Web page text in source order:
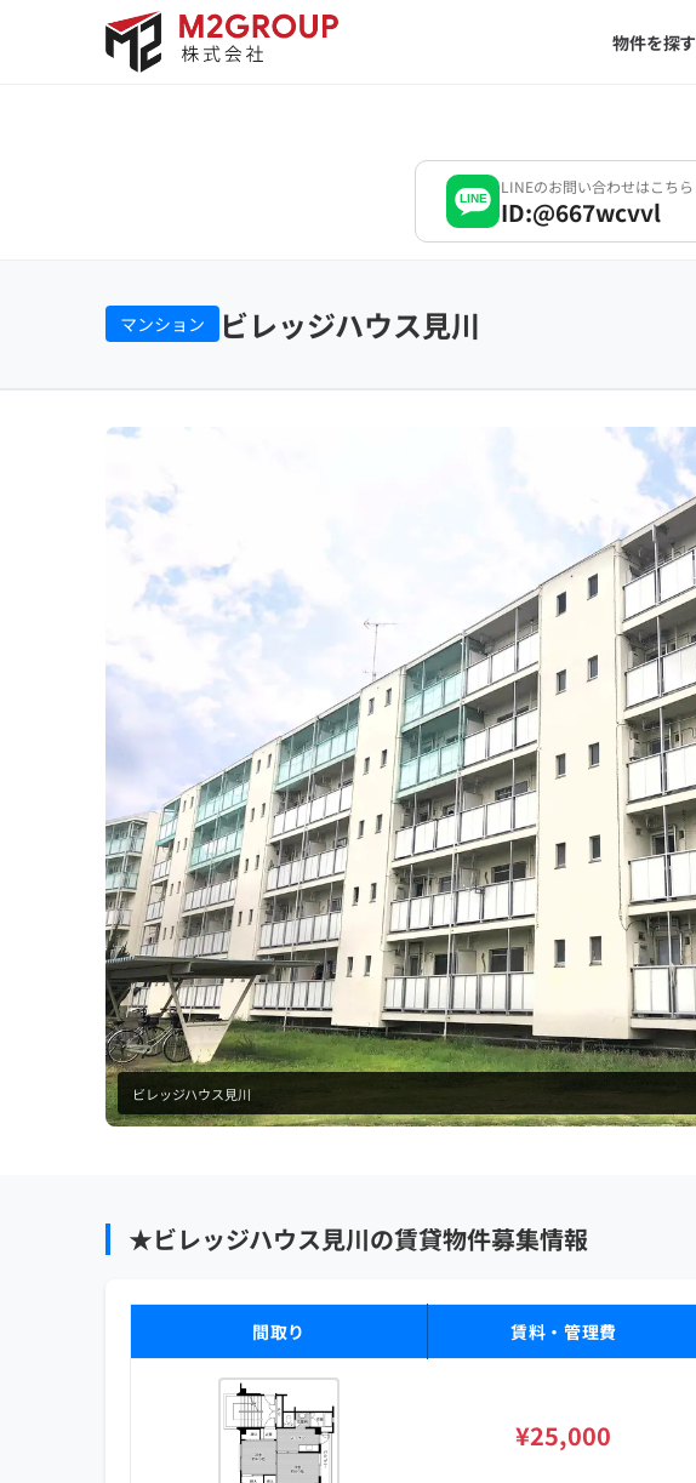
LINE
LINEのお問い合わせはこちら
ID:@667wcvvl
物件を探す
マンション ビレッジハウス見川
ビレッジハウス見川
★ビレッジハウス見川の賃貸物件募集情報
間取り 賃料・管理費
¥25,000